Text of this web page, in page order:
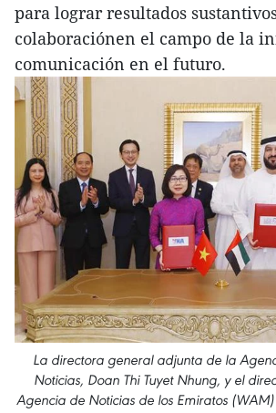
para lograr resultados
colaboraciónen el campo de la
comunicación en el futuro.
La directora general adjunta de la
Noticias, Doan Thi Tuyet Nhung, y el
Agencia de Noticias de los Emiratos